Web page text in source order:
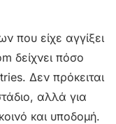
που είχε αγγίξει
δείχνει πόσο
Δεν πρόκειται
αλλά για
και υποδομή.